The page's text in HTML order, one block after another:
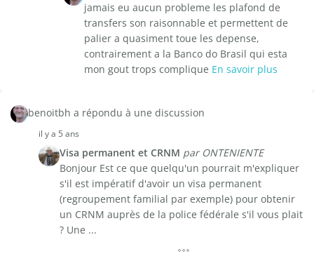
jamais eu aucun probleme les plafond de
transfers son raisonnable et permettent de
palier a quasiment toue les depense,
contrairement a la Banco do Brasil qui esta
mon gout trops complique En savoir plus
benoitbh a répondu à une discussion
il y a 5 ans
Visa permanent et CRNM par ONTENIENTE
Bonjour Est ce que quelqu'un pourrait m'expliquer
s'il est impératif d'avoir un visa permanent
(regroupement familial par exemple) pour obtenir
un CRNM auprès de la police fédérale s'il vous plait
? Une ...